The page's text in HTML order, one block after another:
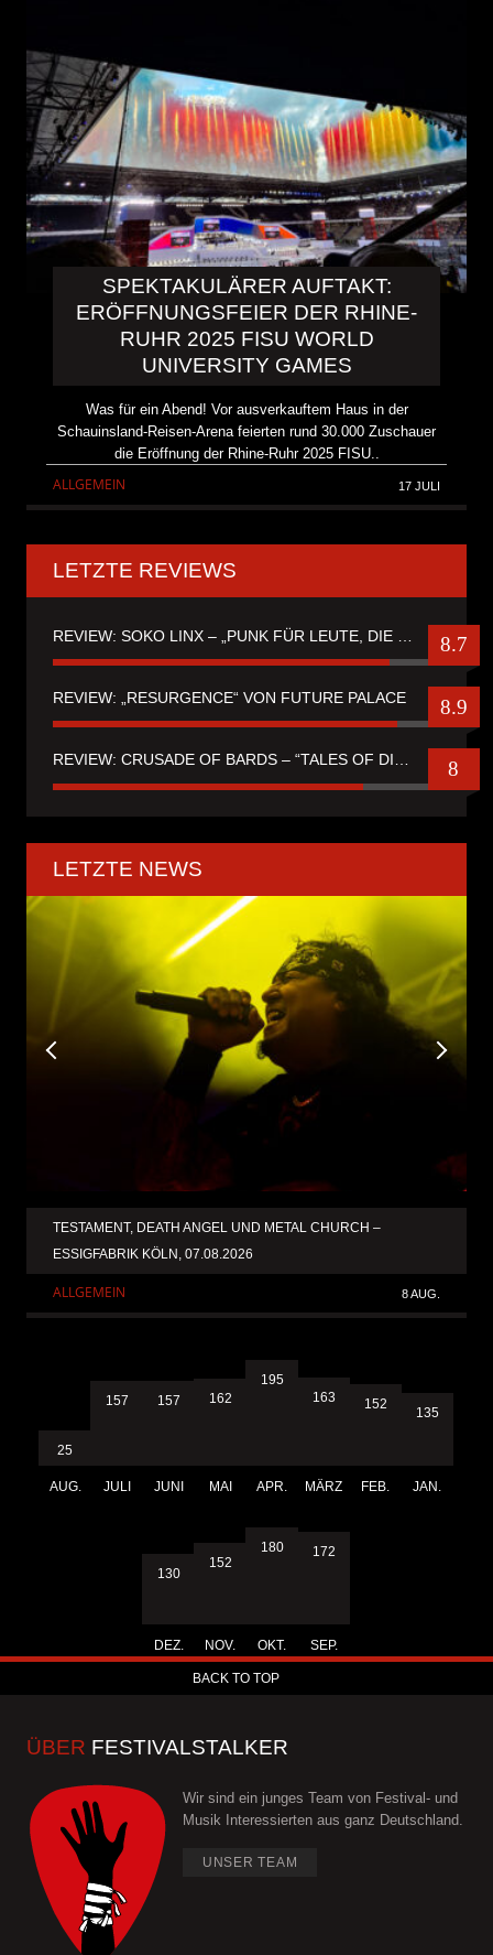
SPEKTAKULÄRER AUFTAKT:
ERÖFFNUNGSFEIER DER RHINE-
RUHR 2025 FISU WORLD
UNIVERSITY GAMES
Was für ein Abend! Vor ausverkauftem Haus in der
Schauinsland-Reisen-Arena feierten rund 30.000 Zuschauer
die Eröffnung der Rhine-Ruhr 2025 FISU..
ALLGEMEIN 17 JULI
LETZTE REVIEWS
8.7
REVIEW: „RESURGENCE“ VON FUTURE PALACE 8.9
REVIEW: CRUSADE OF BARDS – “TALES OF DISTANT WORLDS“ 8
LETZTE NEWS
TESTAMENT, DEATH ANGEL UND METAL CHURCH –
ESSIGFABRIK KÖLN, 07.08.2026
ALLGEMEIN 8 AUG.
25
AUG.
157
JULI
157
JUNI
162
MAI
195
APR.
163
MÄRZ
152
FEB.
135
JAN.
130
DEZ.
152
NOV.
180
OKT.
172
SEP.
BACK TO TOP
ÜBER FESTIVALSTALKER
Wir sind ein junges Team von Festival- und
Musik Interessierten aus ganz Deutschland.
UNSER TEAM